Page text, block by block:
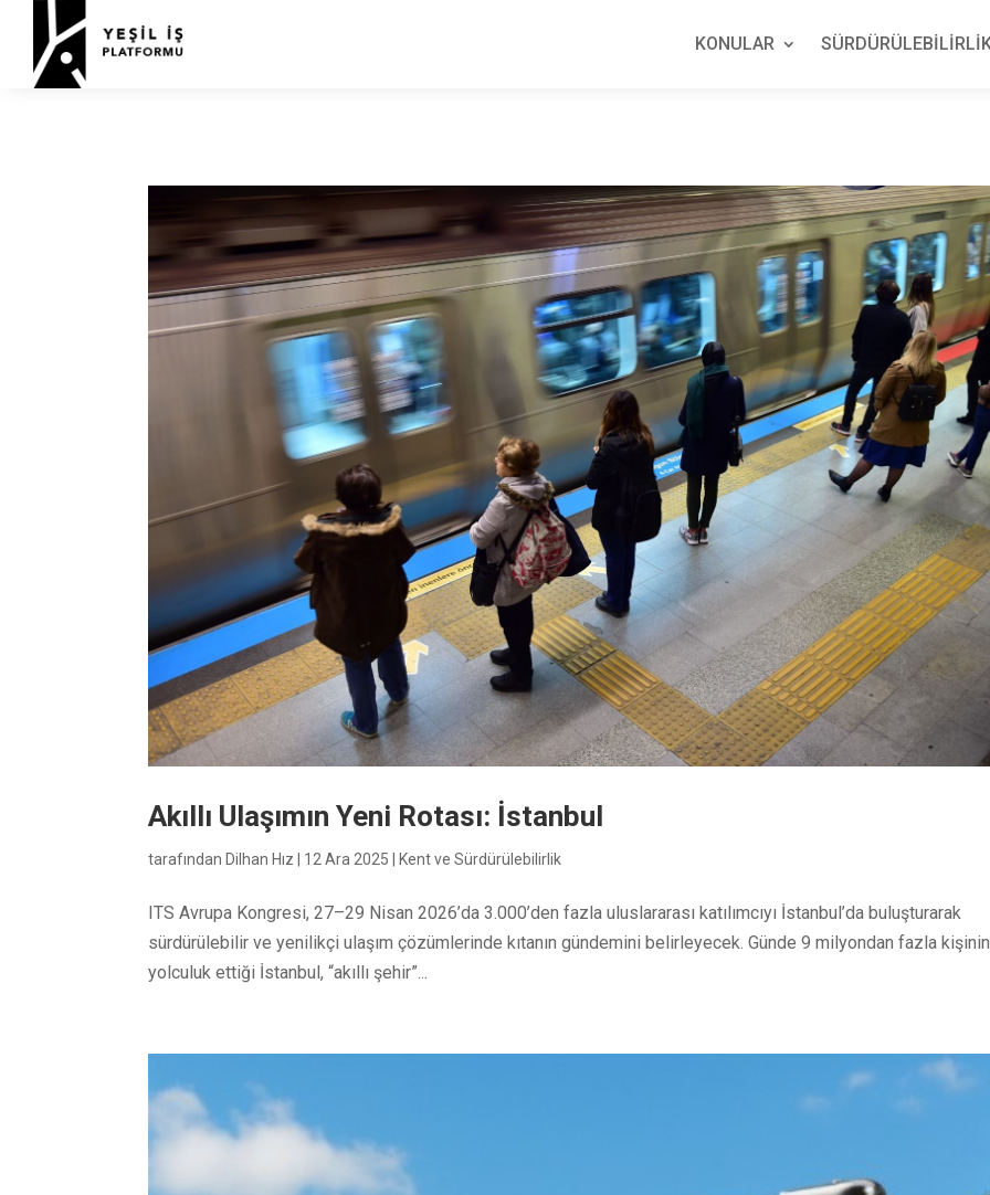
KONULAR
Akıllı Ulaşımın Yeni Rotası: İstanbul
tarafından Dilhan Hız 12 Ara 2025 Kent ve Sürdürülebilirlik
ITS Avrupa Kongresi, 27–29 Nisan 2026’da 3.000’den fazla uluslararası katılımcıyı İstanbul’da buluşturarak
sürdürülebilir ve yenilikçi ulaşım çözümlerinde kıtanın gündemini belirleyecek. Günde 9 milyondan fazla kişinin
yolculuk ettiği İstanbul, “akıllı şehir”...